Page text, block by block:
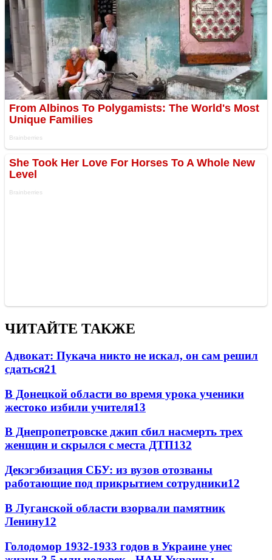
ЧИТАЙТЕ ТАКЖЕ
Адвокат: Пукача никто не искал, он сам решил
сдаться21
В Донецкой области во время урока ученики
жестоко избили учителя13
В Днепропетровске джип сбил насмерть трех
женщин и скрылся с места ДТП132
Декэгэбизация СБУ: из вузов отозваны
работающие под прикрытием сотрудники12
В Луганской области взорвали памятник
Ленину12
Голодомор 1932-1933 годов в Украине унес